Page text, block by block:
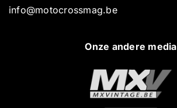
info@motocrossmag.be
Onze andere media